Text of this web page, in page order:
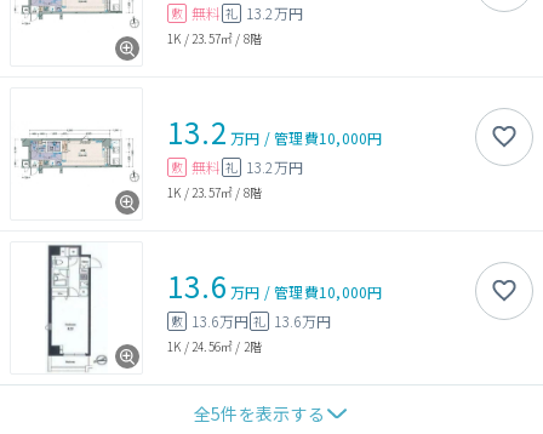
敷 無料 礼 13.2万円
1K / 23.57㎡ / 8階
13.2 万円 /管理費10,000円
敷 無料 礼 13.2万円
1K / 23.57㎡ / 8階
13.6 万円 /管理費10,000円
敷 13.6万円 礼 13.6万円
1K / 24.56㎡ / 2階
全5件を表示する